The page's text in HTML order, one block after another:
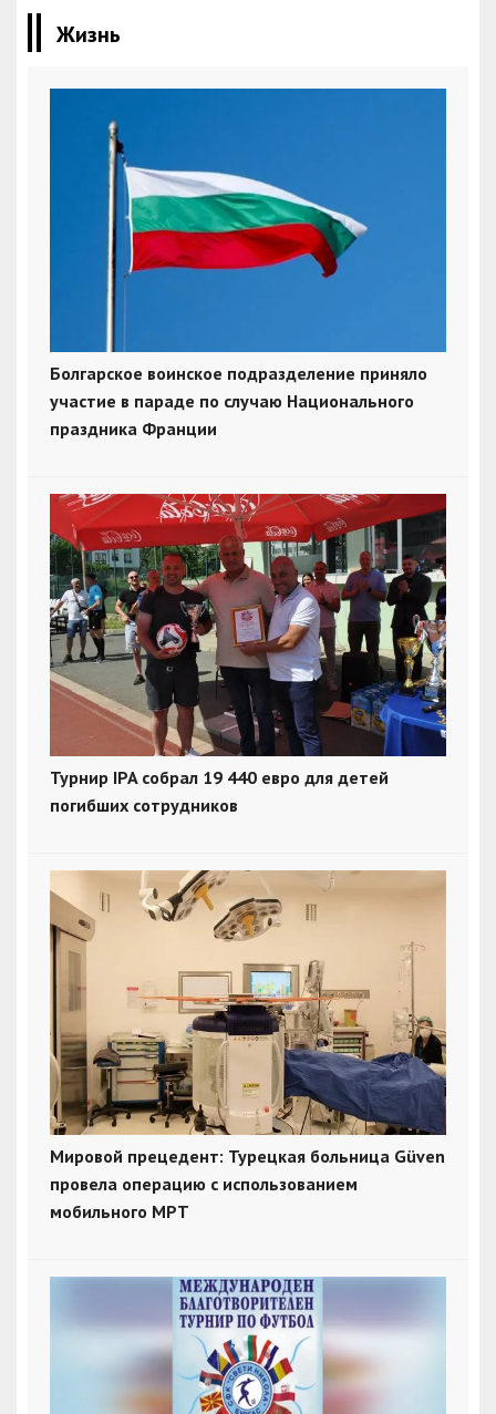
Жизнь
Болгарское воинское подразделение приняло
участие в параде по случаю Национального
праздника Франции
Турнир IPA собрал 19 440 евро для детей
погибших сотрудников
Мировой прецедент: Турецкая больница Güven
провела операцию с использованием
мобильного МРТ